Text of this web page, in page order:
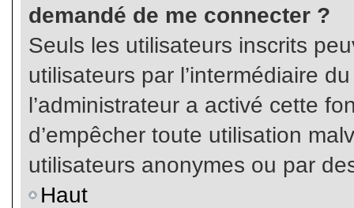
demandé de me connecter ?
Seuls les utilisateurs inscrits
utilisateurs par l’intermédiaire
l’administrateur a activé cette
d’empêcher toute utilisation
utilisateurs anonymes ou par
Haut